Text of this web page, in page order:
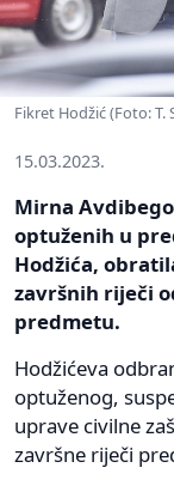
Fikret Hodžić (Foto: T.
15.03.2023.
Mirna
optuženih u
Hodžića,
završnih riječi
predmetu.
Hodžićeva
optuženog,
uprave civilne
završne riječi